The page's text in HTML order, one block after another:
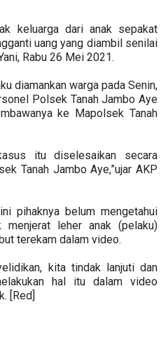
keluarga dari anak sepakat
uang yang diambil senilai
Rabu 26 Mei 2021.
diamankan warga pada Senin,
Polsek Tanah Jambo Aye
ke Mapolsek Tanah
itu diselesaikan secara
Tanah Jambo Aye,”ujar AKP
pihaknya belum mengetahui
menjerat leher anak (pelaku)
terekam dalam video.
kita tindak lanjuti dan
hal itu dalam video
[Red]